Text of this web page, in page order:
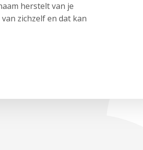
herstelt van je
zichzelf en dat kan